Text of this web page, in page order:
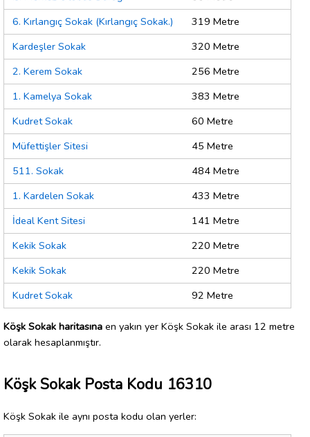
6. Kırlangıç Sokak (Kırlangıç Sokak.)
319 Metre
Kardeşler Sokak
320 Metre
2. Kerem Sokak
256 Metre
1. Kamelya Sokak
383 Metre
Kudret Sokak
60 Metre
Müfettişler Sitesi
45 Metre
511. Sokak
484 Metre
1. Kardelen Sokak
433 Metre
İdeal Kent Sitesi
141 Metre
Kekik Sokak
220 Metre
Kekik Sokak
220 Metre
Kudret Sokak
92 Metre
Köşk Sokak haritasına en yakın yer Köşk Sokak ile arası 12 metre
olarak hesaplanmıştır.
Köşk Sokak Posta Kodu 16310
Köşk Sokak ile aynı posta kodu olan yerler: